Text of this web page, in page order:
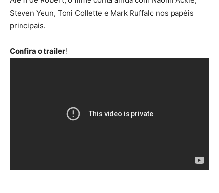
Steven Yeun, Toni Collette e Mark Ruffalo nos papéis
principais.
Confira o trailer!